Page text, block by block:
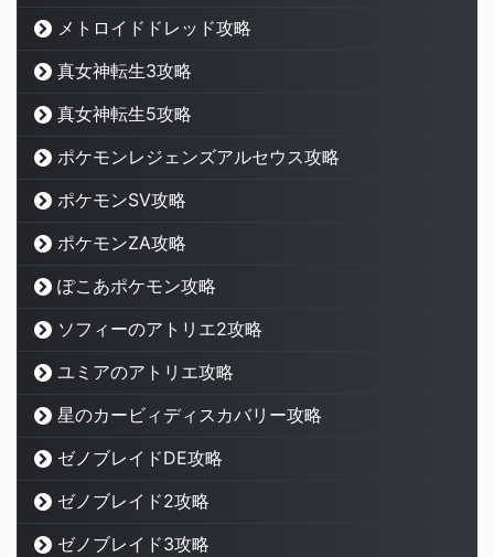
メトロイドドレッド攻略
真女神転生3攻略
真女神転生5攻略
ポケモンレジェンズアルセウス攻略
ポケモンSV攻略
ポケモンZA攻略
ぽこあポケモン攻略
ソフィーのアトリエ2攻略
ユミアのアトリエ攻略
星のカービィディスカバリー攻略
ゼノブレイドDE攻略
ゼノブレイド2攻略
ゼノブレイド3攻略